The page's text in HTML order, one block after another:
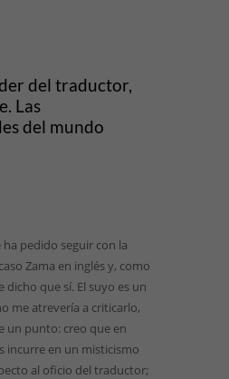
del traductor,
Las
del mundo
pedido seguir con la
Zama en inglés y, como
dicho que sí. El suyo es un
me atrevería a criticarlo,
un punto: creo que en
incurre en un misticismo
al oficio del traductor;